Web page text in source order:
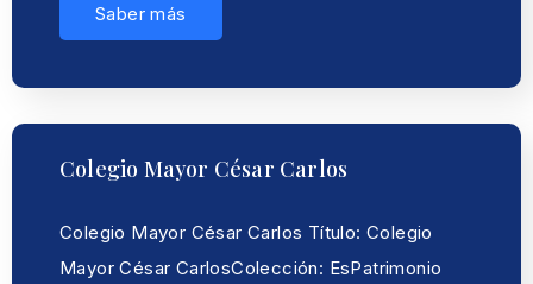
Saber más
Colegio Mayor César Carlos
Colegio Mayor César Carlos Título: Colegio
Mayor César CarlosColección: EsPatrimonio